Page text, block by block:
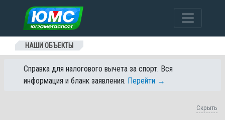
Перейти к содержанию
НАШИ ОБЪЕКТЫ
Справка для налогового вычета за спорт. Вся
информация и бланк заявления. Перейти →
Скрыть